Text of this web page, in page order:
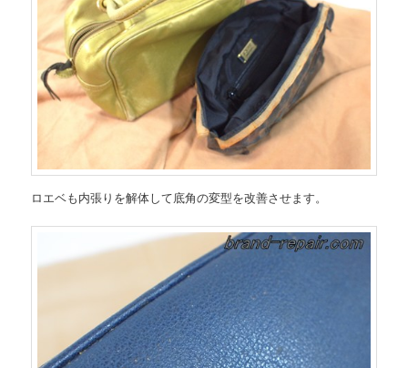
ロエベも内張りを解体して底角の変型を改善させます。